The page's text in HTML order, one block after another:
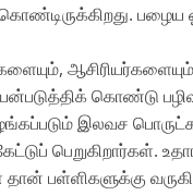
ஆசிரியர்களையும்
கொண்டு
இலவச
பெறுகிறார்கள்.
பள்ளிகளுக்கு